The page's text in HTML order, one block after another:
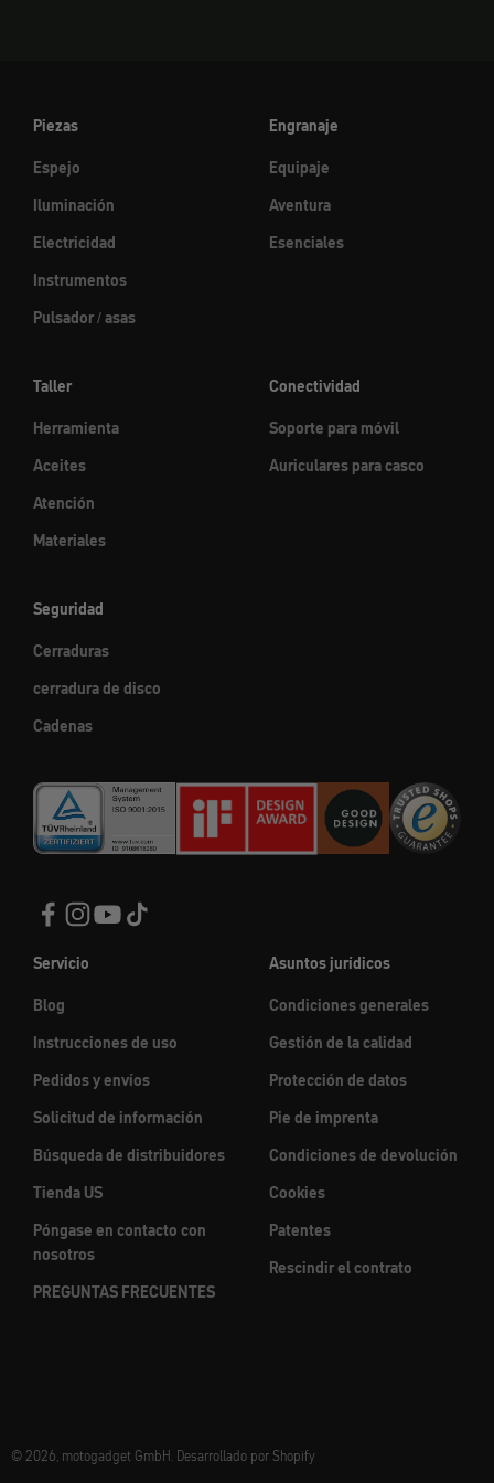
Piezas
Espejo
Iluminación
Electricidad
Instrumentos
Pulsador / asas
Engranaje
Equipaje
Aventura
Esenciales
Taller
Herramienta
Aceites
Atención
Materiales
Conectividad
Soporte para móvil
Auriculares para casco
Seguridad
Cerraduras
cerradura de disco
Cadenas
Servicio
Blog
Instrucciones de uso
Pedidos y envíos
Solicitud de información
Búsqueda de distribuidores
Tienda US
Póngase en contacto con
nosotros
PREGUNTAS FRECUENTES
Asuntos jurídicos
Condiciones generales
Gestión de la calidad
Protección de datos
Pie de imprenta
Condiciones de devolución
Cookies
Patentes
Rescindir el contrato
© 2026, motogadget GmbH. Desarrollado por Shopify